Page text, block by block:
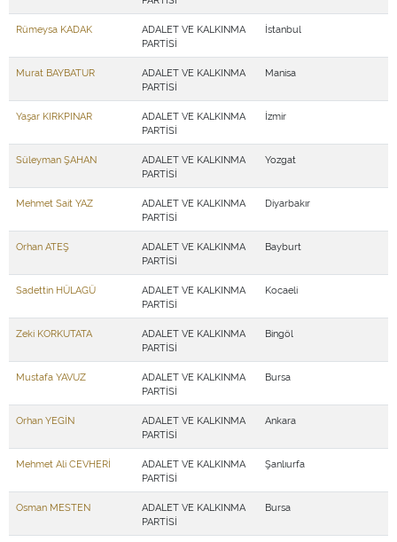
Rümeysa KADAK
ADALET VE KALKINMA
PARTİSİ
İstanbul
Murat BAYBATUR
ADALET VE KALKINMA
PARTİSİ
Manisa
Yaşar KIRKPINAR
ADALET VE KALKINMA
PARTİSİ
İzmir
Süleyman ŞAHAN
ADALET VE KALKINMA
PARTİSİ
Yozgat
Mehmet Sait YAZ
ADALET VE KALKINMA
PARTİSİ
Diyarbakır
Orhan ATEŞ
ADALET VE KALKINMA
PARTİSİ
Bayburt
Sadettin HÜLAGÜ
ADALET VE KALKINMA
PARTİSİ
Kocaeli
Zeki KORKUTATA
ADALET VE KALKINMA
PARTİSİ
Bingöl
Mustafa YAVUZ
ADALET VE KALKINMA
PARTİSİ
Bursa
Orhan YEGİN
ADALET VE KALKINMA
PARTİSİ
Ankara
Mehmet Ali CEVHERİ
ADALET VE KALKINMA
PARTİSİ
Şanlıurfa
Osman MESTEN
ADALET VE KALKINMA
PARTİSİ
Bursa